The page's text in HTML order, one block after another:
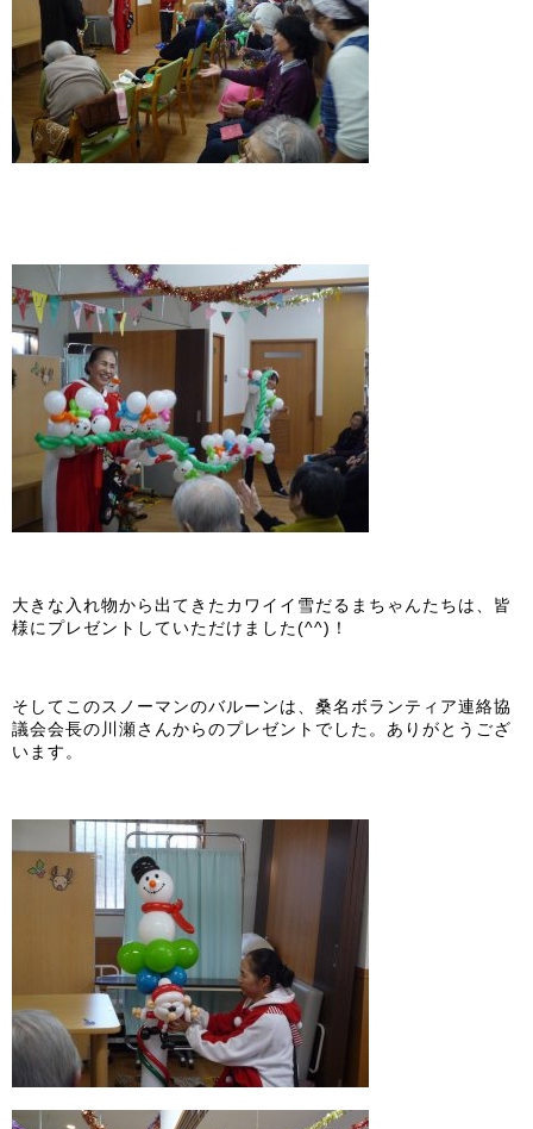
大きな入れ物から出てきたカワイイ雪だるまちゃんたちは、皆
様にプレゼントしていただけました(^^)！
そしてこのスノーマンのバルーンは、桑名ボランティア連絡協
議会会長の川瀬さんからのプレゼントでした。ありがとうござ
います。